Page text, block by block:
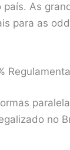
As
para as
no